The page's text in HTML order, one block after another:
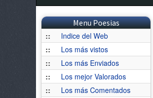
Menu Poesias
::
Indice del Web
::
Los más vistos
::
Los más Enviados
::
Los mejor Valorados
::
Los más Comentados